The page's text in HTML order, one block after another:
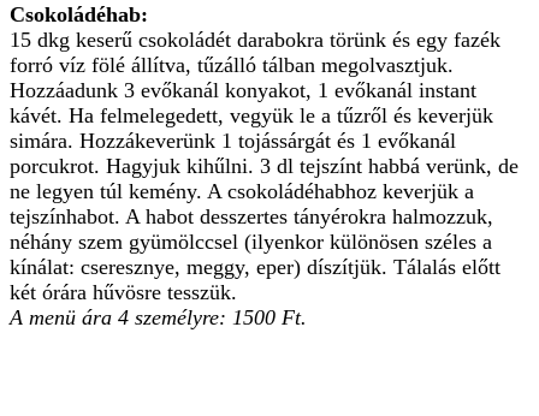
Csokoládéhab:
15 dkg keserű csokoládét darabokra törünk és egy fazék
forró víz fölé állítva, tűzálló tálban megolvasztjuk.
Hozzáadunk 3 evőkanál konyakot, 1 evőkanál instant
kávét. Ha felmelegedett, vegyük le a tűzről és keverjük
simára. Hozzákeverünk 1 tojássárgát és 1 evőkanál
porcukrot. Hagyjuk kihűlni. 3 dl tejszínt habbá verünk, de
ne legyen túl kemény. A csokoládéhabhoz keverjük a
tejszínhabot. A habot desszertes tányérokra halmozzuk,
néhány szem gyümölccsel (ilyenkor különösen széles a
kínálat: cseresznye, meggy, eper) díszítjük. Tálalás előtt
két órára hűvösre tesszük.
A menü ára 4 személyre: 1500 Ft.